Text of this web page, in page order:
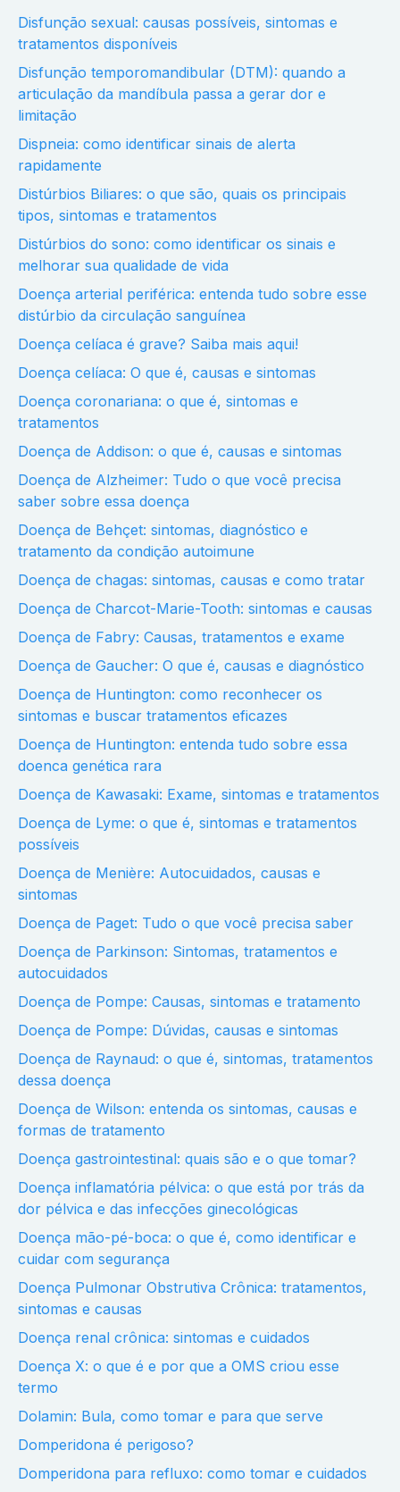
Disfunção sexual: causas possíveis, sintomas e
tratamentos disponíveis
Disfunção temporomandibular (DTM): quando a
articulação da mandíbula passa a gerar dor e
limitação
Dispneia: como identificar sinais de alerta
rapidamente
Distúrbios Biliares: o que são, quais os principais
tipos, sintomas e tratamentos
Distúrbios do sono: como identificar os sinais e
melhorar sua qualidade de vida
Doença arterial periférica: entenda tudo sobre esse
distúrbio da circulação sanguínea
Doença celíaca é grave? Saiba mais aqui!
Doença celíaca: O que é, causas e sintomas
Doença coronariana: o que é, sintomas e
tratamentos
Doença de Addison: o que é, causas e sintomas
Doença de Alzheimer: Tudo o que você precisa
saber sobre essa doença
Doença de Behçet: sintomas, diagnóstico e
tratamento da condição autoimune
Doença de chagas: sintomas, causas e como tratar
Doença de Charcot-Marie-Tooth: sintomas e causas
Doença de Fabry: Causas, tratamentos e exame
Doença de Gaucher: O que é, causas e diagnóstico
Doença de Huntington: como reconhecer os
sintomas e buscar tratamentos eficazes
Doença de Huntington: entenda tudo sobre essa
doenca genética rara
Doença de Kawasaki: Exame, sintomas e tratamentos
Doença de Lyme: o que é, sintomas e tratamentos
possíveis
Doença de Menière: Autocuidados, causas e
sintomas
Doença de Paget: Tudo o que você precisa saber
Doença de Parkinson: Sintomas, tratamentos e
autocuidados
Doença de Pompe: Causas, sintomas e tratamento
Doença de Pompe: Dúvidas, causas e sintomas
Doença de Raynaud: o que é, sintomas, tratamentos
dessa doença
Doença de Wilson: entenda os sintomas, causas e
formas de tratamento
Doença gastrointestinal: quais são e o que tomar?
Doença inflamatória pélvica: o que está por trás da
dor pélvica e das infecções ginecológicas
Doença mão-pé-boca: o que é, como identificar e
cuidar com segurança
Doença Pulmonar Obstrutiva Crônica: tratamentos,
sintomas e causas
Doença renal crônica: sintomas e cuidados
Doença X: o que é e por que a OMS criou esse
termo
Dolamin: Bula, como tomar e para que serve
Domperidona é perigoso?
Domperidona para refluxo: como tomar e cuidados